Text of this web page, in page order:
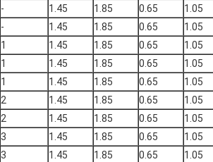
- 1.45 1.85 0.65 1.05
- 1.45 1.85 0.65 1.05
1 1.45 1.85 0.65 1.05
1 1.45 1.85 0.65 1.05
1 1.45 1.85 0.65 1.05
2 1.45 1.85 0.65 1.05
2 1.45 1.85 0.65 1.05
3 1.45 1.85 0.65 1.05
3 1.45 1.85 0.65 1.05